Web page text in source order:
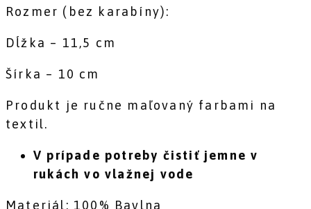
Rozmer (bez karabíny):
Dĺžka – 11,5 cm
Šírka – 10 cm
Produkt je ručne maľovaný farbami na
textil.
V prípade potreby čistiť jemne v
rukách vo vlažnej vode
Materiál: 100% Bavlna